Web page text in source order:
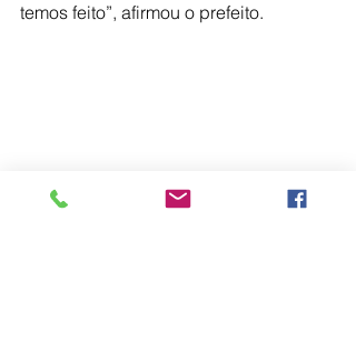
temos feito”, afirmou o prefeito.